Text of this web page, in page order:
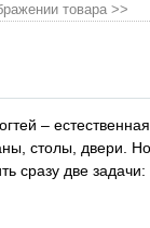
товара >>
–
столы, двери.
сразу две задачи: